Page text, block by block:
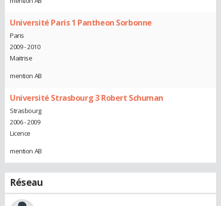
Université Paris 1 Pantheon Sorbonne
Paris
2009 - 2010
Maitrise
mention AB
Université Strasbourg 3 Robert Schuman
Strasbourg
2006 - 2009
Licence
mention AB
Réseau